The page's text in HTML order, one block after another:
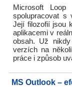
Microsoft
spolupracovat s
Její filozofií jsou
aplikacemi v
obsah. Už
verzích na
práce i způsob
MS Outlook –